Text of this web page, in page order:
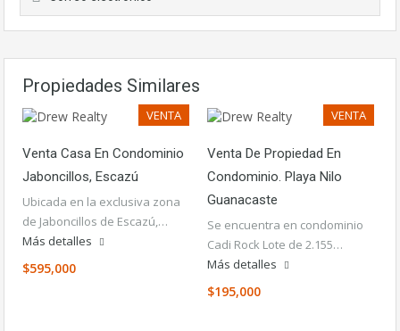
Propiedades Similares
VENTA
Venta Casa En Condominio
Jaboncillos, Escazú
Ubicada en la exclusiva zona
de Jaboncillos de Escazú,…
Más detalles
$595,000
VENTA
Venta De Propiedad En
Condominio. Playa Nilo
Guanacaste
Se encuentra en condominio
Cadi Rock Lote de 2.155…
Más detalles
$195,000